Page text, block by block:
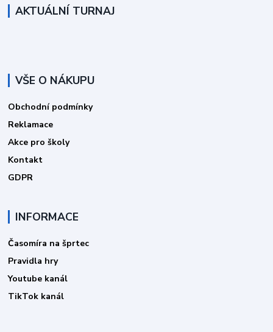
AKTUÁLNÍ TURNAJ
VŠE O NÁKUPU
Obchodní podmínky
Reklamace
Akce pro školy
Kontakt
GDPR
INFORMACE
Časomíra na šprtec
Pravidla hry
Youtube kanál
TikTok kanál